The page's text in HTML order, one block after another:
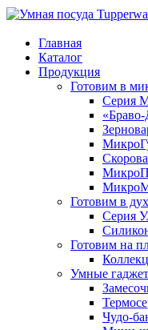
Главная
Каталог
Продукция
Готовим в
Серия
Готовим в
Серия
Готовим на
Умные
Чудо-